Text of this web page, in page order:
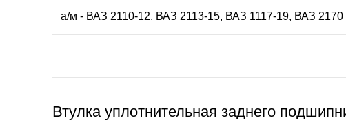
а/м - ВАЗ 2110-12, ВАЗ 2113-15, ВАЗ 1117-19, ВАЗ 2170
Втулка уплотнительная заднего